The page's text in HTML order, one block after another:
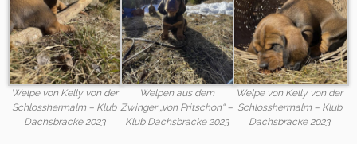
Welpe von Kelly von der
Schlossherrnalm – Klub
Dachsbracke 2023
Welpen aus dem
Zwinger „von Pritschon“ –
Klub Dachsbracke 2023
Welpe von Kelly von der
Schlossherrnalm – Klub
Dachsbracke 2023